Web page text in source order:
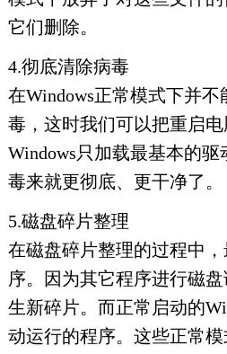
它们删除。
4.彻底清除病毒
在Windows正常模式下并
毒，这时我们可以把重启
Windows只加载最基本的
毒来就更彻底、更干净了。
5.磁盘碎片整理
在磁盘碎片整理的过程中
序。因为其它程序进行磁
生新碎片。而正常启动的
动运行的程序。这些正常